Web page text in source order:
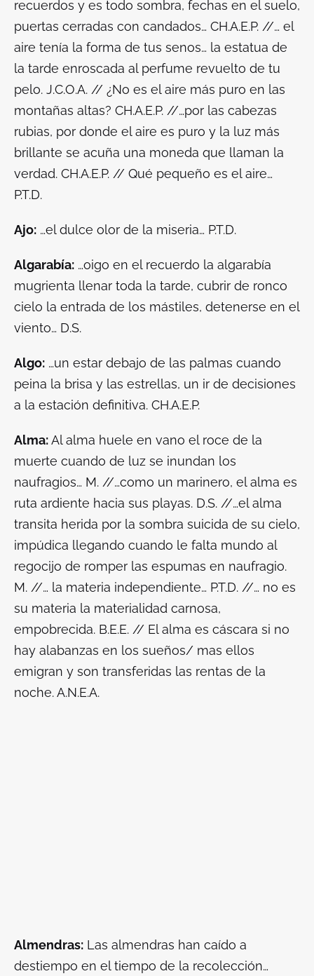
recuerdos y es todo sombra, fechas en el suelo,
puertas cerradas con candados… CH.A.E.P. //… el
aire tenía la forma de tus senos… la estatua de
la tarde enroscada al perfume revuelto de tu
pelo. J.C.O.A. // ¿No es el aire más puro en las
montañas altas? CH.A.E.P. //…por las cabezas
rubias, por donde el aire es puro y la luz más
brillante se acuña una moneda que llaman la
verdad. CH.A.E.P. // Qué pequeño es el aire…
P.T.D.
Ajo: …el dulce olor de la miseria… P.T.D.
Algarabía: …oigo en el recuerdo la algarabía
mugrienta llenar toda la tarde, cubrir de ronco
cielo la entrada de los mástiles, detenerse en el
viento… D.S.
Algo: …un estar debajo de las palmas cuando
peina la brisa y las estrellas, un ir de decisiones
a la estación definitiva. CH.A.E.P.
Alma:Al alma huele en vano el roce de la
muerte cuando de luz se inundan los
naufragios… M. //…como un marinero, el alma es
ruta ardiente hacia sus playas. D.S. //…el alma
transita herida por la sombra suicida de su cielo,
impúdica llegando cuando le falta mundo al
regocijo de romper las espumas en naufragio.
M. //… la materia independiente… P.T.D. //… no es
su materia la materialidad carnosa,
empobrecida. B.E.E. // El alma es cáscara si no
hay alabanzas en los sueños/ mas ellos
emigran y son transferidas las rentas de la
noche. A.N.E.A.
Almendras: Las almendras han caído a
destiempo en el tiempo de la recolección…